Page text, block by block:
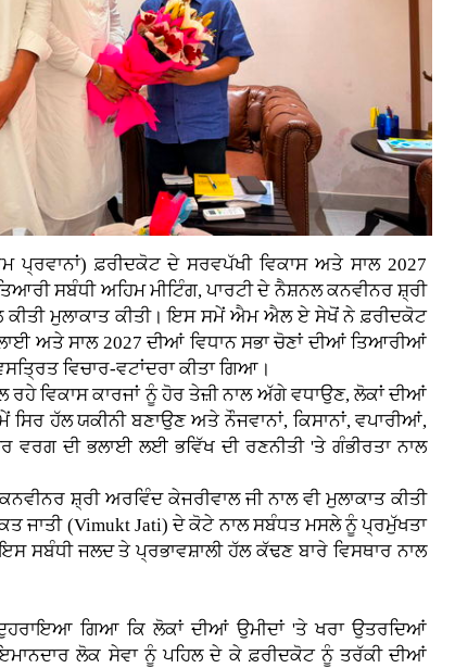
ਪ੍ਰਵਾਨਾਂ) ਫ਼ਰੀਦਕੋਟ ਦੇ ਸਰਵਪੱਖੀ ਵਿਕਾਸ ਅਤੇ ਸਾਲ 2027
ਸਬੰਧੀ ਅਹਿਮ ਮੀਟਿੰਗ, ਪਾਰਟੀ ਦੇ ਨੈਸ਼ਨਲ ਕਨਵੀਨਰ ਸ਼੍ਰੀ
ਕੀਤੀ ਮੁਲਾਕਾਤ ਕੀਤੀ। ਇਸ ਸਮੇਂ ਐਮ ਐਲ ਏ ਸੇਖੋਂ ਨੇ ਫ਼ਰੀਦਕੋਟ
ਅਤੇ ਸਾਲ 2027 ਦੀਆਂ ਵਿਧਾਨ ਸਭਾ ਚੋਣਾਂ ਦੀਆਂ ਤਿਆਰੀਆਂ
ਵਿਚਾਰ-ਵਟਾਂਦਰਾ ਕੀਤਾ ਗਿਆ।
ਰਹੇ ਵਿਕਾਸ ਕਾਰਜਾਂ ਨੂੰ ਹੋਰ ਤੇਜ਼ੀ ਨਾਲ ਅੱਗੇ ਵਧਾਉਣ, ਲੋਕਾਂ ਦੀਆਂ
ਹੱਲ ਯਕੀਨੀ ਬਣਾਉਣ ਅਤੇ ਨੌਜਵਾਨਾਂ, ਕਿਸਾਨਾਂ, ਵਪਾਰੀਆਂ,
ਵਰਗ ਦੀ ਭਲਾਈ ਲਈ ਭਵਿੱਖ ਦੀ ਰਣਨੀਤੀ 'ਤੇ ਗੰਭੀਰਤਾ ਨਾਲ
ਸ਼੍ਰੀ ਅਰਵਿੰਦ ਕੇਜਰੀਵਾਲ ਜੀ ਨਾਲ ਵੀ ਮੁਲਾਕਾਤ ਕੀਤੀ
ਜਾਤੀ (Vimukt Jati) ਦੇ ਕੋਟੇ ਨਾਲ ਸਬੰਧਤ ਮਸਲੇ ਨੂੰ ਪ੍ਰਮੁੱਖਤਾ
ਜਲਦ ਤੇ ਪ੍ਰਭਾਵਸ਼ਾਲੀ ਹੱਲ ਕੱਢਣ ਬਾਰੇ ਵਿਸਥਾਰ ਨਾਲ
ਗਿਆ ਕਿ ਲੋਕਾਂ ਦੀਆਂ ਉਮੀਦਾਂ 'ਤੇ ਖਰਾ ਉਤਰਦਿਆਂ
ਲੋਕ ਸੇਵਾ ਨੂੰ ਪਹਿਲ ਦੇ ਕੇ ਫ਼ਰੀਦਕੋਟ ਨੂੰ ਤਰੱਕੀ ਦੀਆਂ